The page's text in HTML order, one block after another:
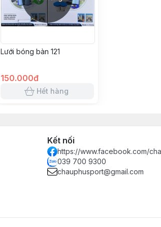
Lưới bóng bàn 121
150.000đ
Hết hàng
Kết nối
https://www.facebook.com/
039 700 9300
chauphusport@gmail.com